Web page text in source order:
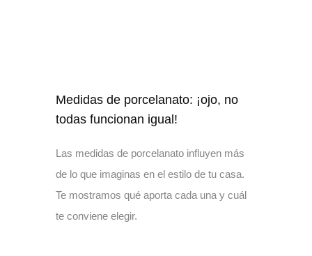
Medidas de porcelanato: ¡ojo, no
todas funcionan igual!
Las medidas de porcelanato influyen más
de lo que imaginas en el estilo de tu casa.
Te mostramos qué aporta cada una y cuál
te conviene elegir.